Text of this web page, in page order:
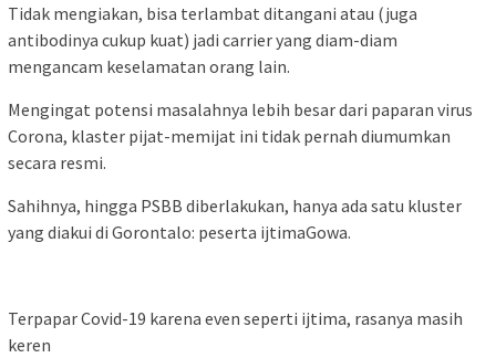
Tidak mengiakan, bisa terlambat ditangani atau (juga
antibodinya cukup kuat) jadi carrieryang diam-diam
mengancam keselamatan orang lain.
Mengingat potensi masalahnya lebih besar dari paparan virus
Corona, klaster pijat-memijat ini tidak pernah diumumkan
secara resmi.
Sahihnya, hingga PSBB diberlakukan, hanya ada satu kluster
yang diakui di Gorontalo: peserta ijtimaGowa.
Terpapar Covid-19 karena even seperti ijtima, rasanya masih
keren